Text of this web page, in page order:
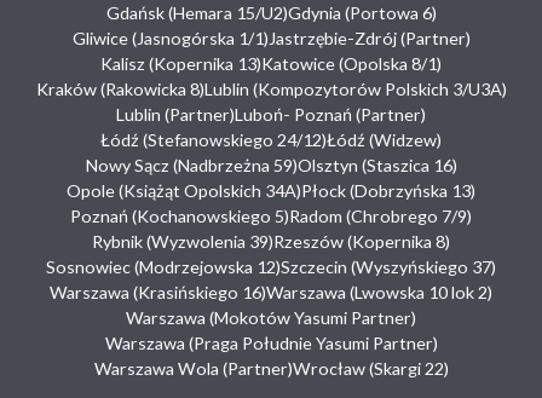
Gdańsk (Hemara 15/U2)Gdynia (Portowa 6)
Gliwice (Jasnogórska 1/1) Jastrzębie-Zdrój (Partner)
Kalisz (Kopernika 13)Katowice (Opolska 8/1)
Kraków (Rakowicka 8)Lublin (Kompozytorów Polskich 3/U3A)
Lublin (Partner)Luboń- Poznań (Partner)
Łódź (Stefanowskiego 24/12)Łódź (Widzew)
Nowy Sącz (Nadbrzeżna 59)Olsztyn (Staszica 16)
Opole (Książąt Opolskich 34A)Płock (Dobrzyńska 13)
Poznań (Kochanowskiego 5)Radom (Chrobrego 7/9)
Rybnik (Wyzwolenia 39)Rzeszów (Kopernika 8)
Sosnowiec (Modrzejowska 12)Szczecin (Wyszyńskiego 37)
Warszawa (Krasińskiego 16)Warszawa (Lwowska 10 lok 2)
Warszawa (Mokotów Yasumi Partner)
Warszawa (Praga Południe Yasumi Partner)
Warszawa Wola (Partner)Wrocław (Skargi 22)